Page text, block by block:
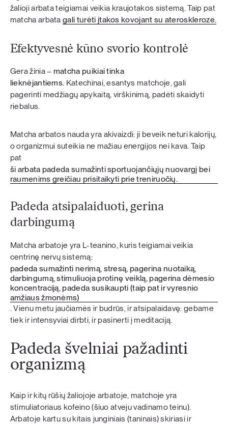
žalioji arbata teigiamai veikia kraujotakos sistemą. Taip pat
matcha arbatagali turėti įtakos kovojant su ateroskleroze.
Efektyvesnė kūno svorio kontrolė
Gera žinia – matcha puikiai tinka
lieknėjantiems. Katechinai, esantys matchoje, gali
pagerinti medžiagų apykaitą, virškinimą, padėti skaidyti
riebalus.
Matcha arbatos nauda yra akivaizdi: ji beveik neturi kalorijų,
o organizmui suteikia ne mažiau energijos nei kava. Taip
pat
ši arbata padeda sumažinti sportuojančiųjų nuovargį bei
raumenims greičiau prisitaikyti prie treniruočių.
Padeda atsipalaiduoti, gerina
darbingumą
Matcha arbatoje yra L-teanino, kuris teigiamai veikia
centrinę nervų sistemą:
padeda sumažinti nerimą, stresą, pagerina nuotaiką,
darbingumą, stimuliuoja protinę veiklą, pagerina dėmesio
koncentraciją, padeda susikaupti (taip pat ir vyresnio
amžiaus žmonėms)
. Vienu metu jaučiamės ir budrūs, ir atsipalaidavę: gebame
tiek ir intensyviai dirbti, ir pasinerti į meditaciją.
Padeda švelniai pažadinti
organizmą
Kaip ir kitų rūšių žaliojoje arbatoje, matchoje yra
stimuliatoriaus kofeino (šiuo atveju vadinamo teinu).
Arbatoje kartu su kitais junginiais (taninais) skiriasi ir